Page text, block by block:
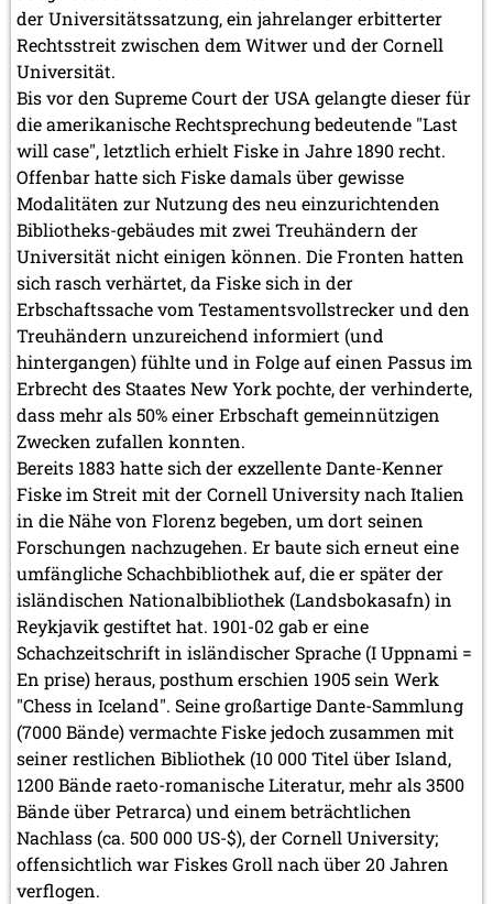
der Universitätssatzung, ein jahrelanger erbitterter
Rechtsstreit zwischen dem Witwer und der Cornell
Universität.
Bis vor den Supreme Court der USA gelangte dieser für
die amerikanische Rechtsprechung bedeutende "Last
will case", letztlich erhielt Fiske in Jahre 1890 recht.
Offenbar hatte sich Fiske damals über gewisse
Modalitäten zur Nutzung des neu einzurichtenden
Bibliotheks-gebäudes mit zwei Treuhändern der
Universität nicht einigen können. Die Fronten hatten
sich rasch verhärtet, da Fiske sich in der
Erbschaftssache vom Testamentsvollstrecker und den
Treuhändern unzureichend informiert (und
hintergangen) fühlte und in Folge auf einen Passus im
Erbrecht des Staates New York pochte, der verhinderte,
dass mehr als 50% einer Erbschaft gemeinnützigen
Zwecken zufallen konnten.
Bereits 1883 hatte sich der exzellente Dante-Kenner
Fiske im Streit mit der Cornell University nach Italien
in die Nähe von Florenz begeben, um dort seinen
Forschungen nachzugehen. Er baute sich erneut eine
umfängliche Schachbibliothek auf, die er später der
isländischen Nationalbibliothek (Landsbokasafn) in
Reykjavik gestiftet hat. 1901-02 gab er eine
Schachzeitschrift in isländischer Sprache (I Uppnami =
En prise) heraus, posthum erschien 1905 sein Werk
"Chess in Iceland". Seine großartige Dante-Sammlung
(7000 Bände) vermachte Fiske jedoch zusammen mit
seiner restlichen Bibliothek (10 000 Titel über Island,
1200 Bände raeto-romanische Literatur, mehr als 3500
Bände über Petrarca) und einem beträchtlichen
Nachlass (ca. 500 000 US-$), der Cornell University;
offensichtlich war Fiskes Groll nach über 20 Jahren
verflogen.